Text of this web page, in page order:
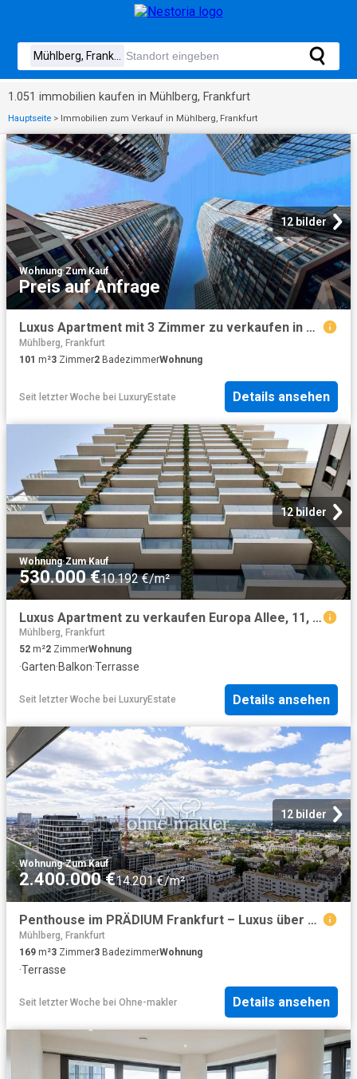
1.051 immobilien kaufen in Mühlberg, Frankfurt
Hauptseite > Immobilien zum Verkauf in Mühlberg, Frankfurt
12 bilder
Wohnung·Zum Kauf
Preis auf Anfrage
Luxus Apartment mit 3 Zimmer zu verkaufen in Junghofstraße, 5, Frankfurt am Main, Hessen
Mühlberg, Frankfurt
101 m²3 Zimmer2 BadezimmerWohnung
Seit letzter Woche bei LuxuryEstate Details ansehen
12 bilder
Wohnung·Zum Kauf
530.000 €10.192 €/m²
Luxus Apartment zu verkaufen Europa Allee, 11, Frankfurt am Main, Regierungsbezirk Darmstadt, Hessen
Mühlberg, Frankfurt
52 m²2 ZimmerWohnung
·Garten·Balkon·Terrasse
Seit letzter Woche bei LuxuryEstate Details ansehen
12 bilder
Wohnung·Zum Kauf
2.400.000 €14.201 €/m²
Penthouse im PRÄDIUM Frankfurt – Luxus über den Dächern der Mainmetropole
Mühlberg, Frankfurt
169 m²3 Zimmer3 BadezimmerWohnung
·Terrasse
Seit letzter Woche bei Ohne-makler Details ansehen